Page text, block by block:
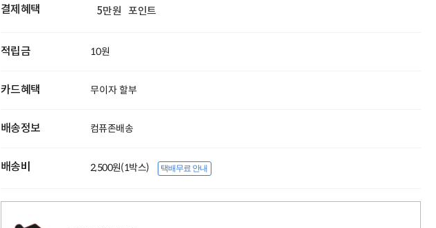
결제혜택 5만원 포인트
적립금 10원
카드혜택 무이자 할부
배송정보 컴퓨존배송
배송비 2,500원(1박스) 택배무료 안내